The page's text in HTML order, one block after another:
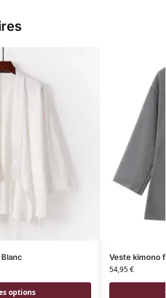
options
Veste kimono
54,95€